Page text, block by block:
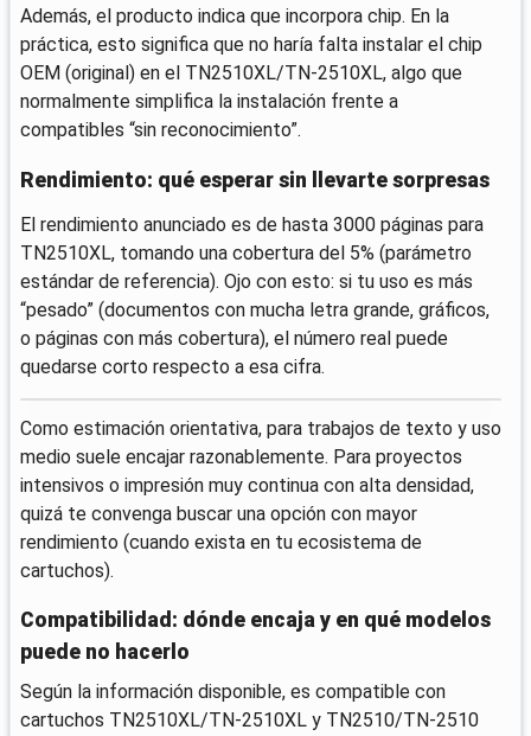
Además, el producto indica que incorpora chip. En la
práctica, esto significa que no haría falta instalar el chip
OEM (original) en el TN2510XL/TN-2510XL, algo que
normalmente simplifica la instalación frente a
compatibles “sin reconocimiento”.
Rendimiento: qué esperar sin llevarte sorpresas
El rendimiento anunciado es de hasta 3000 páginas para
TN2510XL, tomando una cobertura del 5% (parámetro
estándar de referencia). Ojo con esto: si tu uso es más
“pesado” (documentos con mucha letra grande, gráficos,
o páginas con más cobertura), el número real puede
quedarse corto respecto a esa cifra.
Como estimación orientativa, para trabajos de texto y uso
medio suele encajar razonablemente. Para proyectos
intensivos o impresión muy continua con alta densidad,
quizá te convenga buscar una opción con mayor
rendimiento (cuando exista en tu ecosistema de
cartuchos).
Compatibilidad: dónde encaja y en qué modelos
puede no hacerlo
Según la información disponible, es compatible con
cartuchos TN2510XL/TN-2510XL y TN2510/TN-2510